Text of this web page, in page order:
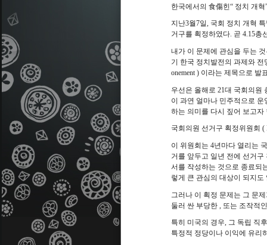
한국에서의 食傷힌“ 정치 개혁
지난3월7일, 국회 정치 개혁
거구를 획정하였다. 곧 4.15총
내가 이 문제에 관심을 두는 것
기 한국 정치발전의 과제와 전
onement ) 이라는 제목으로 발
우선은 올해로 21대 국회의원
이 과연 얼마나 민주적으로
하는 의미를 다시 짚어 보고자
국회의원 선거구 획정위원회 (
이 위원회는 4년마다 열리는
거를 앞두고 일년 전에 선거
서를 작성하는 것으로 종료되
렇게 큰 관심의 대상이 되지도
그러나 이 획정 문제는 그 문
둘러 싼 부당한, 또는 조작적
특히 미국의 경우, 그 독립 직
특정적 정당이나 이익에 유리